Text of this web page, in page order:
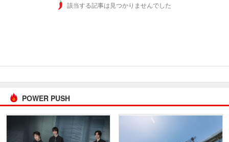
該当する記事は見つかりませんでした
POWER PUSH